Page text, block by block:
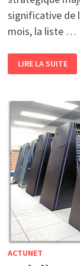
significative de
mois, la liste …
ÉVOLUTION
DU
CLASSEMENT
HPC
LES
ÉTATS-
UNIS
REPRENNENT
LA
TÊTE,
LA
CHINE
À
LA
11E
PLACE
LIRE LA SUITE
ACTUNET